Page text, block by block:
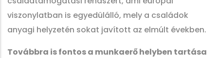
viszonylatban is egyedülálló, mely a családok
anyagi helyzetén sokat javított az elmúlt években.
Továbbra is fontos a munkaerő helyben tartása